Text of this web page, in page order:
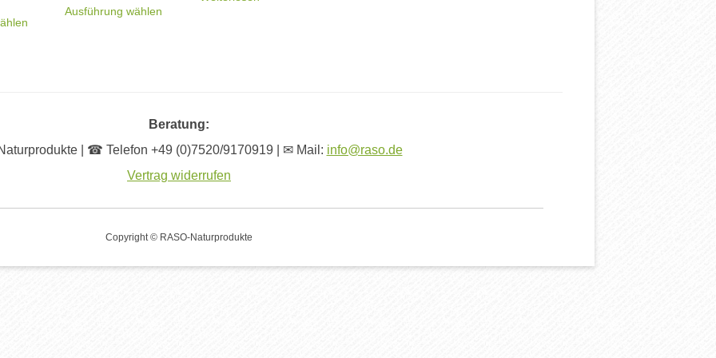
Produkt
gewählt
werden
Ausführung wählen
Produktseite
gewählt
werden
Beratung:
| ☎ Telefon +49 (0)7520/9170919 | ✉ Mail: info@raso.de
Vertrag widerrufen
Copyright © RASO-Naturprodukte